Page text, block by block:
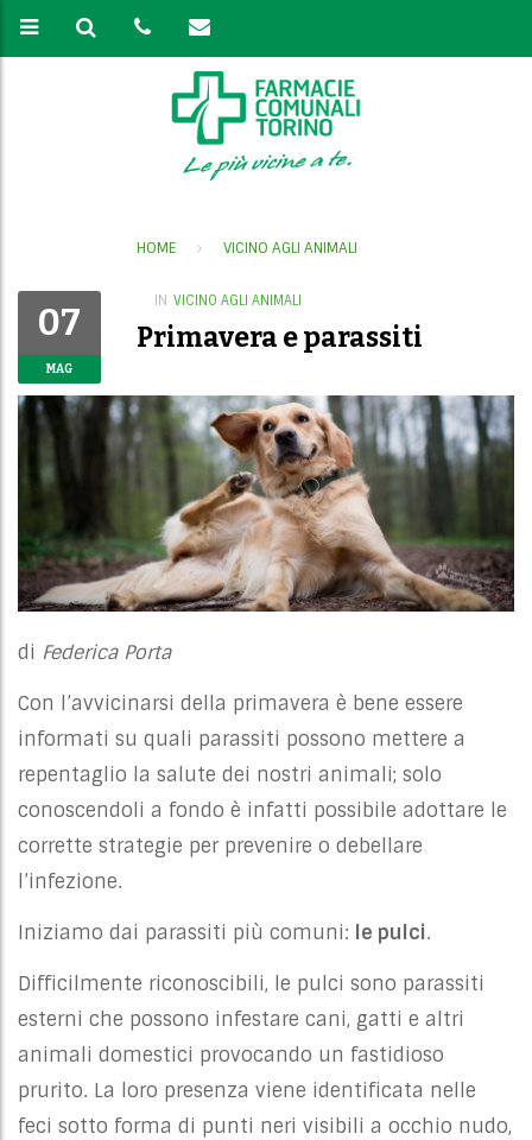
HOME VICINO AGLI ANIMALI
07
MAG
IN VICINO AGLI ANIMALI
Primavera e parassiti
di Federica Porta
Con l’avvicinarsi della primavera è bene essere
informati su quali parassiti possono mettere a
repentaglio la salute dei nostri animali; solo
conoscendoli a fondo è infatti possibile adottare le
corrette strategie per prevenire o debellare
l’infezione.
Iniziamo dai parassiti più comuni: le pulci.
Difficilmente riconoscibili, le pulci sono parassiti
esterni che possono infestare cani, gatti e altri
animali domestici provocando un fastidioso
prurito. La loro presenza viene identificata nelle
feci sotto forma di punti neri visibili a occhio nudo,